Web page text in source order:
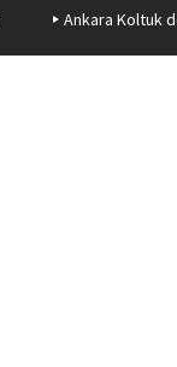
Ankara Koltuk